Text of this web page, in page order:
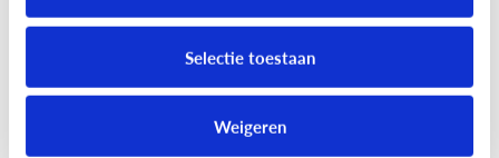
Selectie toestaan
Weigeren